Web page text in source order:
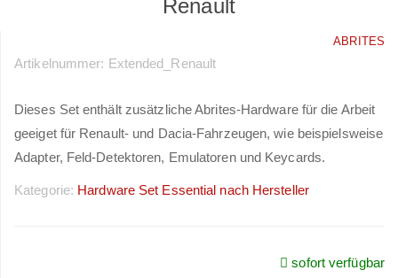
Renault
ABRITES
Artikelnummer: Extended_Renault
Dieses Set enthält zusätzliche Abrites-Hardware für die Arbeit
geeiget für Renault- und Dacia-Fahrzeugen, wie beispielsweise
Adapter, Feld-Detektoren, Emulatoren und Keycards.
Kategorie: Hardware Set Essential nach Hersteller
sofort verfügbar